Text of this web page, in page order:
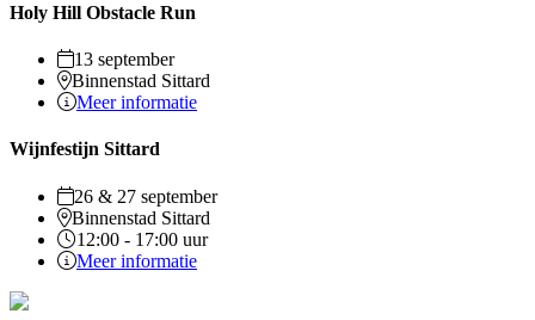
Holy Hill Obstacle Run
13 september
Binnenstad Sittard
Meer informatie
Wijnfestijn Sittard
26 & 27 september
Binnenstad Sittard
12:00 - 17:00 uur
Meer informatie